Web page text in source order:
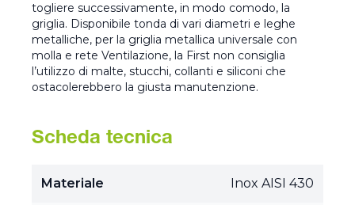
togliere successivamente, in modo comodo, la
griglia. Disponibile tonda di vari diametri e leghe
metalliche, per la griglia metallica universale con
molla e rete Ventilazione, la First non consiglia
l’utilizzo di malte, stucchi, collanti e siliconi che
ostacolerebbero la giusta manutenzione.
Scheda tecnica
Materiale Inox AISI 430